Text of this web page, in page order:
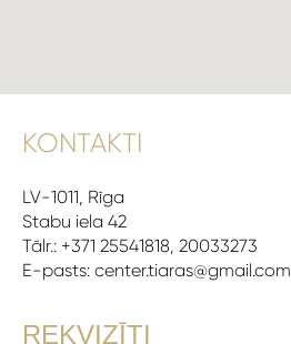
KONTAKTI
LV-1011, Rīga
Stabu iela 42
Tālr.: +371 25541818, 20033273
E-pasts: center.tiaras@gmail.com
REKVIZĪTI